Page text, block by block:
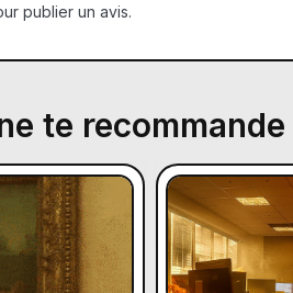
publier un avis.
te recommande